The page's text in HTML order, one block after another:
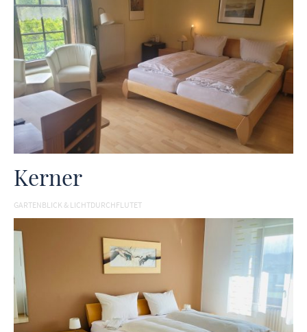
Kerner
GARTENBLICK & LICHTDURCHFLUTET